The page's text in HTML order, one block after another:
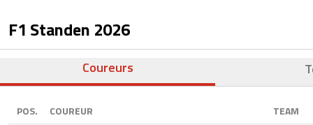
F1 Standen 2026
Coureurs
POS. COUREUR TEAM